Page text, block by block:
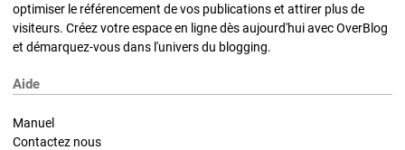
optimiser le référencement de vos publications et attirer plus de
visiteurs. Créez votre espace en ligne dès aujourd'hui avec OverBlog
et démarquez-vous dans l'univers du blogging.
Aide
Manuel
Contactez nous